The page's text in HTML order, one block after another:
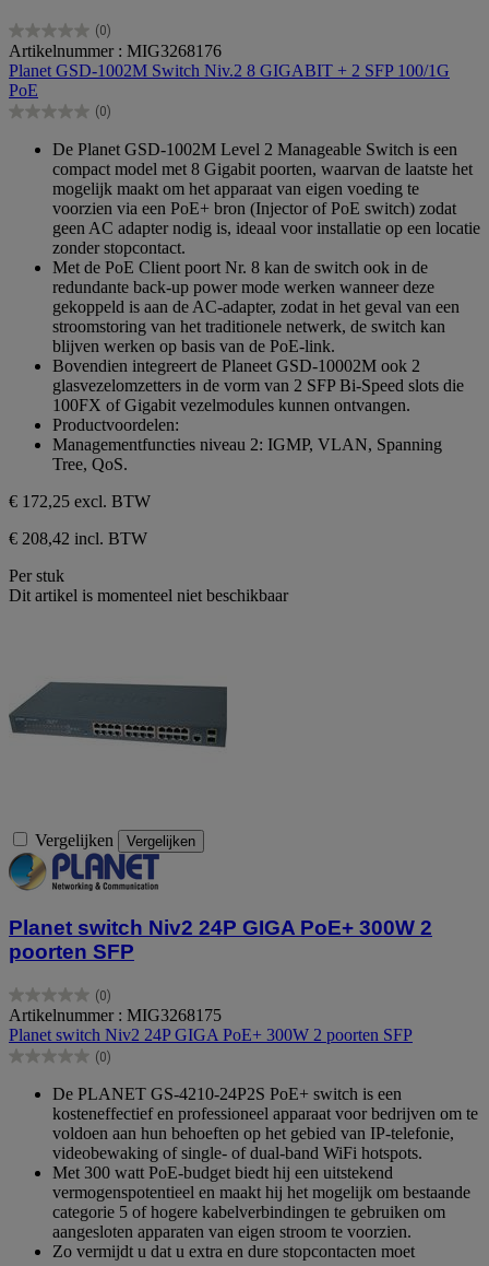
(0)
0.0
van
de
5
sterren.
Artikelnummer : MIG3268176
Planet GSD-1002M Switch Niv.2 8 GIGABIT + 2 SFP 100/1G
PoE
(0)
0.0
sterren.
De Planet GSD-1002M Level 2 Manageable Switch is een
compact model met 8 Gigabit poorten, waarvan de laatste het
mogelijk maakt om het apparaat van eigen voeding te
voorzien via een PoE+ bron (Injector of PoE switch) zodat
geen AC adapter nodig is, ideaal voor installatie op een locatie
zonder stopcontact.
Met de PoE Client poort Nr. 8 kan de switch ook in de
redundante back-up power mode werken wanneer deze
gekoppeld is aan de AC-adapter, zodat in het geval van een
stroomstoring van het traditionele netwerk, de switch kan
blijven werken op basis van de PoE-link.
Bovendien integreert de Planeet GSD-10002M ook 2
glasvezelomzetters in de vorm van 2 SFP Bi-Speed slots die
100FX of Gigabit vezelmodules kunnen ontvangen.
Productvoordelen:
Managementfuncties niveau 2: IGMP, VLAN, Spanning
Tree, QoS.
€ 172,25 excl. BTW
€ 208,42 incl. BTW
Per stuk
Dit artikel is momenteel niet beschikbaar
Vergelijken Vergelijken
Planet switch Niv2 24P GIGA PoE+ 300W 2
poorten SFP
(0)
0.0
van
de
5
Artikelnummer : MIG3268175
Planet switch Niv2 24P GIGA PoE+ 300W 2 poorten SFP
(0)
0.0
sterren.
De PLANET GS-4210-24P2S PoE+ switch is een
kosteneffectief en professioneel apparaat voor bedrijven om te
voldoen aan hun behoeften op het gebied van IP-telefonie,
videobewaking of single- of dual-band WiFi hotspots.
Met 300 watt PoE-budget biedt hij een uitstekend
vermogenspotentieel en maakt hij het mogelijk om bestaande
categorie 5 of hogere kabelverbindingen te gebruiken om
aangesloten apparaten van eigen stroom te voorzien.
Zo vermijdt u dat u extra en dure stopcontacten moet